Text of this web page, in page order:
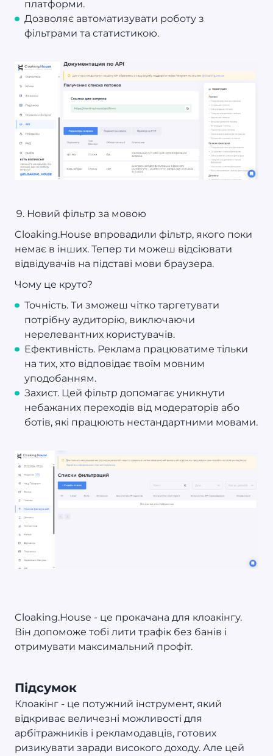
платформи.
Дозволяє автоматизувати роботу з
фільтрами та статистикою.
Новий фільтр за мовою
Cloaking.House впровадили фільтр, якого поки
немає в інших. Тепер ти можеш відсіювати
відвідувачів на підставі мови браузера.
Чому це круто?
Точність. Ти зможеш чітко таргетувати
потрібну аудиторію, виключаючи
нерелевантних користувачів.
Ефективність. Реклама працюватиме тільки
на тих, хто відповідає твоїм мовним
уподобанням.
Захист. Цей фільтр допомагає уникнути
небажаних переходів від модераторів або
ботів, які працюють нестандартними мовами.
Cloaking.House - це прокачана для клоакінгу.
Він допоможе тобі лити трафік без банів і
отримувати максимальний профіт.
Підсумок
Клоакінг - це потужний інструмент, який
відкриває величезні можливості для
арбітражників і рекламодавців, готових
ризикувати заради високого доходу. Але цей